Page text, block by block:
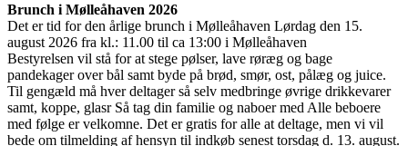
Brunch i Mølleåhaven 2026
Det er tid for den årlige brunch i Mølleåhaven Lørdag den 15.
august 2026 fra kl.: 11.00 til ca 13:00 i Mølleåhaven
Bestyrelsen vil stå for at stege pølser, lave røræg og bage
pandekager over bål samt byde på brød, smør, ost, pålæg og juice.
Til gengæld må hver deltager så selv medbringe øvrige drikkevarer
samt, koppe, glasr Så tag din familie og naboer med Alle beboere
med følge er velkomne. Det er gratis for alle at deltage, men vi vil
bede om tilmelding af hensyn til indkøb senest torsdag d. 13. august.